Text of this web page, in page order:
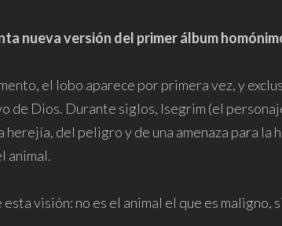
nueva versión del primer álbum
el lobo aparece por primera vez, y
de Dios. Durante siglos, Isegrim (el
herejía, del peligro y de una amenaza para
animal.
visión: no es el animal el que es maligno,